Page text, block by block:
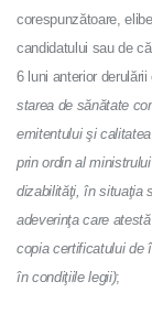
corespunzătoare,
candidatului sau de
6 luni anterior
starea de sănătate
emitentului şi
prin ordin al
dizabilităţi, în situaţia
adeverinţa care
copia certificatului de
în condiţiile legii);